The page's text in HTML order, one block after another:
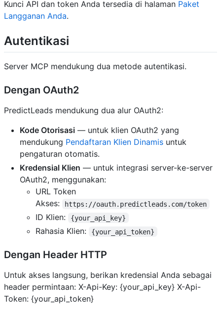
Kunci API dan token Anda tersedia di halaman Paket
Langganan Anda.
Autentikasi
Server MCP mendukung dua metode autentikasi.
Dengan OAuth2
PredictLeads mendukung dua alur OAuth2:
Kode Otorisasi — untuk klien OAuth2 yang
mendukung Pendaftaran Klien Dinamis untuk
pengaturan otomatis.
Kredensial Klien — untuk integrasi server-ke-server
OAuth2, menggunakan:
URL Token
Akses:
https://oauth.predictleads.com/token
ID Klien: {your_api_key}
Rahasia Klien: {your_api_token}
Dengan Header HTTP
Untuk akses langsung, berikan kredensial Anda sebagai
header permintaan: X-Api-Key: {your_api_key} X-Api-
Token: {your_api_token}